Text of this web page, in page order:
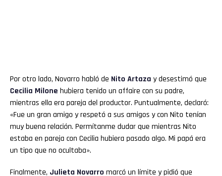
Por otro lado, Novarro habló de Nito Artaza y desestimó que
Cecilia Milone hubiera tenido un affaire con su padre,
mientras ella era pareja del productor. Puntualmente, declaró:
«Fue un gran amigo y respetó a sus amigos y con Nito tenían
muy buena relación. Permítanme dudar que mientras Nito
estaba en pareja con Cecilia hubiera pasado algo. Mi papá era
un tipo que no ocultaba».
Finalmente, Julieta Novarro marcó un límite y pidió que